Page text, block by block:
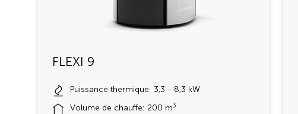
FLEXI 9
Puissance thermique: 3,3 - 8,3 kW
Volume de chauffe: 200 m3